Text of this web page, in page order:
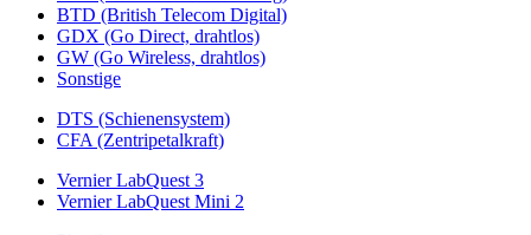
BTD (British Telecom Digital)
GDX (Go Direct, drahtlos)
GW (Go Wireless, drahtlos)
Sonstige
DTS (Schienensystem)
CFA (Zentripetalkraft)
Vernier LabQuest 3
Vernier LabQuest Mini 2